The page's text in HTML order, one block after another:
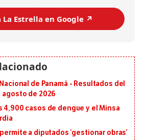
La Estrella en Google ↗️
de Panamá - Resultados del
de 2026
4,900 casos de dengue y el Minsa
a diputados ‘gestionar obras’